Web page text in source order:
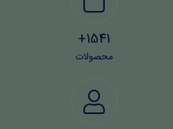
1541+
محصولات